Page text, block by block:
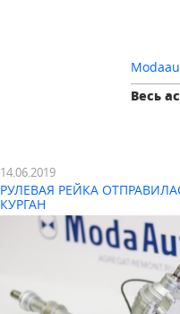
Весь
14.06.2019
РУЛЕВАЯ РЕЙКА
КУРГАН